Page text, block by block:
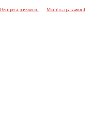
Recupera password Modifica password